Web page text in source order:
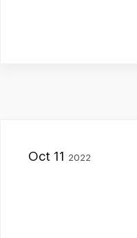
Oct 11 2022